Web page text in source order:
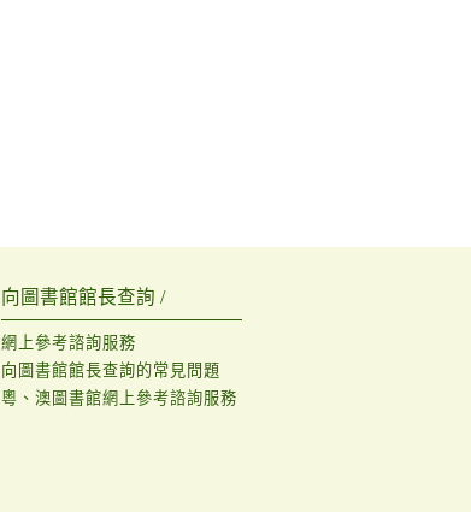
向圖書館館長查詢 /
網上參考諮詢服務
向圖書館館長查詢的常見問題
粵、澳圖書館網上參考諮詢服務